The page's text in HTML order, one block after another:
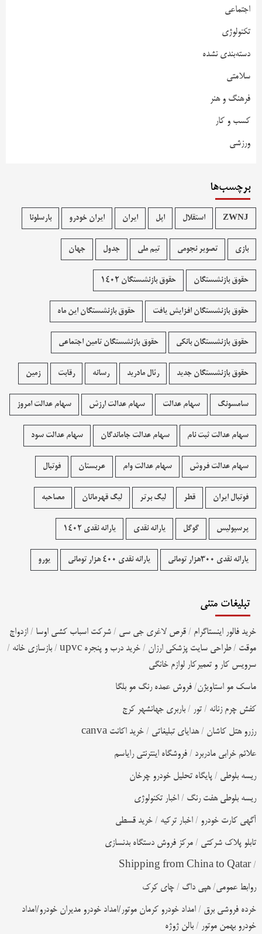
اجتماعی
تکنولوژی
دسته‌بندی نشده
سلامتی
فرهنگ و هنر
کسب و کار
ورزشی
برچسب‌ها
ZWNJ استقلال اپل ایران ایران خودرو بارسلونا
بازی تصویر نجومی تیم ملی جدول جهان
حقوق بازنشستگان حقوق بازنشستگان 1402
حقوق بازنشستگان افزایش یافت حقوق بازنشستگان این ماه
حقوق بازنشستگان بانکی حقوق بازنشستگان تامین اجتماعی
حقوق بازنشستگان جدید رئال مادرید رسانه رقابت زمین
سامسونگ سهام عدالت سهام عدالت ارزش سهام عدالت امروز
سهام عدالت ثبت نام سهام عدالت جاماندگان سهام عدالت سود
سهام عدالت فروش سهام عدالت وام عربستان فوتبال
فوتبال ایران قطر لیگ برتر لیگ قهرمانان مصاحبه
پرسپولیس گوگل یارانه نقدی یارانه نقدی 1402
یارانه نقدی ۳۰۰هزار تومانی یارانه نقدی ۴۰۰ هزار تومانی یورو
تبلیغات متنی
خرید فالور اینستاگرام / قرص لاغری جی سی / شرکت اسباب کشی اوسا / ازدواج
موقت /طراحی سایت پزشکی ارزان / خرید درب و پنجره upvc / بازسازی خانه /
سرویس کار و تعمیرکار لوازم خانگی
ماسک مو استاویژن/ فروش عمده رنگ مو بلگا
کفش چرم زنانه / تور / باربری جهانشهر کرج
رزرو هتل کاشان /هدایای تبلیغاتی / خرید اکانت canva
علائم خرابی مادربرد / فروشگاه اینترنتی رایاسم
ریسه بلوطی / پایگاه تحلیل خودرو چرخان
ریسه بلوطی هفت رنگ / اخبار تکنولوژی
آگهی کارت خودرو / اخبار ترکیه / خرید قسطی
تابلو پلاک شرکتی / مرکز فروش دستگاه بدنسازی
/
Shipping from China to Qatar
روابط عمومی/هپی داگ / چای کرک
خرده فروشی برق / امداد خودرو کرمان موتور/امداد خودرو مدیران خودرو/امداد
خودرو بهمن موتور / بالن ژوژه